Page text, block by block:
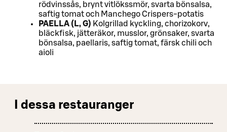
rödvinssås, brynt vitlökssmör, svarta bönsalsa,
saftig tomat och Manchego Crispers-potatis
PAELLA (L, G) Kolgrillad kyckling, chorizokorv,
bläckfisk, jätteräkor, musslor, grönsaker, svarta
bönsalsa, paellaris, saftig tomat, färsk chili och
aioli
I dessa restauranger